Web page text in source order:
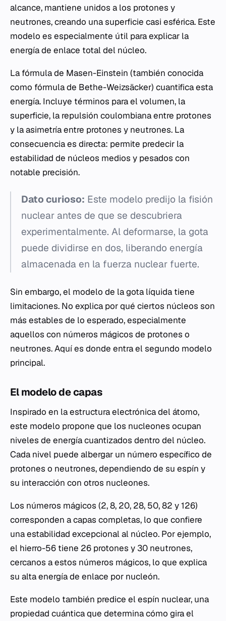
alcance, mantiene unidos a los protones y
neutrones, creando una superficie casi esférica. Este
modelo es especialmente útil para explicar la
energía de enlace total del núcleo.
La fórmula de Masen-Einstein (también conocida
como fórmula de Bethe-Weizsäcker) cuantifica esta
energía. Incluye términos para el volumen, la
superficie, la repulsión coulombiana entre protones
y la asimetría entre protones y neutrones. La
consecuencia es directa: permite predecir la
estabilidad de núcleos medios y pesados con
notable precisión.
Dato curioso: Este modelo predijo la fisión
nuclear antes de que se descubriera
experimentalmente. Al deformarse, la gota
puede dividirse en dos, liberando energía
almacenada en la fuerza nuclear fuerte.
Sin embargo, el modelo de la gota líquida tiene
limitaciones. No explica por qué ciertos núcleos son
más estables de lo esperado, especialmente
aquellos con números mágicos de protones o
neutrones. Aquí es donde entra el segundo modelo
principal.
El modelo de capas
Inspirado en la estructura electrónica del átomo,
este modelo propone que los nucleones ocupan
niveles de energía cuantizados dentro del núcleo.
Cada nivel puede albergar un número específico de
protones o neutrones, dependiendo de su espín y
su interacción con otros nucleones.
Los números mágicos (2, 8, 20, 28, 50, 82 y 126)
corresponden a capas completas, lo que confiere
una estabilidad excepcional al núcleo. Por ejemplo,
el hierro-56 tiene 26 protones y 30 neutrones,
cercanos a estos números mágicos, lo que explica
su alta energía de enlace por nucleón.
Este modelo también predice el espín nuclear, una
propiedad cuántica que determina cómo gira el